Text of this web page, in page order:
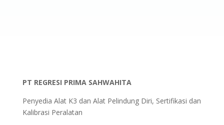
PT REGRESI PRIMA SAHWAHITA
Penyedia Alat K3 dan Alat Pelindung Diri, Sertifikasi dan
Kalibrasi Peralatan